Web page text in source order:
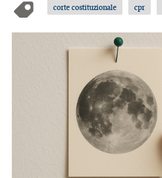
corte costituzionale cpr